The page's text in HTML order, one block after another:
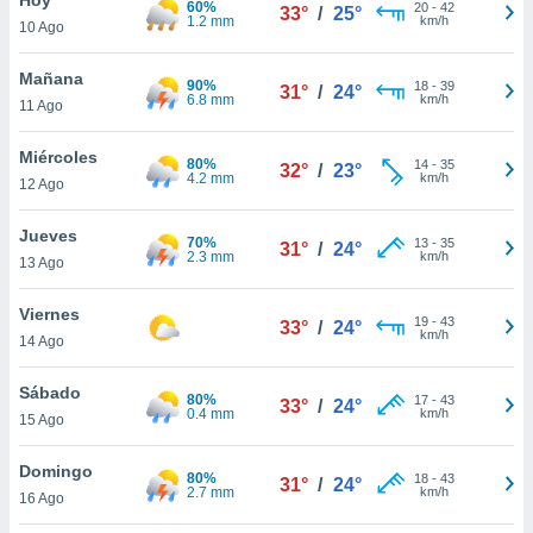
en
más
nuestra
de
cookies
aceptar
10 Ago
60%
1.2 mm
33° / 25° 20- 42
km/h
Mañana
11 Ago
90%
6.8 mm
31° / 24° 18- 39
km/h
Miércoles
12 Ago
80%
4.2 mm
32° / 23° 14- 35
km/h
Jueves
13 Ago
70%
2.3 mm
31° / 24° 13- 35
km/h
Viernes
14 Ago
33° / 24° 19- 43
km/h
Sábado
15 Ago
80%
0.4 mm
33° / 24° 17- 43
km/h
Domingo
16 Ago
80%
2.7 mm
31° / 24° 18- 43
km/h